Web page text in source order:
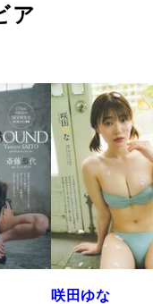
ア
藤水咲桜『